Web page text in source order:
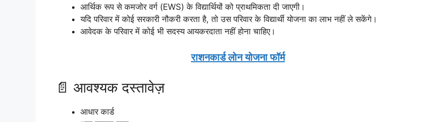
आर्थिक रूप से कमजोर वर्ग (EWS) के विद्यार्थियों को प्राथमिकता दी जाएगी।
यदि परिवार में कोई सरकारी नौकरी करता है, तो उस परिवार के विद्यार्थी योजना का लाभ नहीं ले सकेंगे।
आवेदक के परिवार में कोई भी सदस्य आयकरदाता नहीं होना चाहिए।
राशनकार्ड लोन योजना फॉर्म
📄 आवश्यक दस्तावेज़
आधार कार्ड